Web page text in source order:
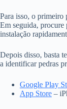
Para isso, o primeiro
Em seguida, procure
instalação
Depois disso, basta
a identificar pedras
Google Play
App Store –